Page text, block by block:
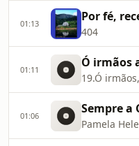
01:13 Por fé,
404
01:11 Ó irmãos
19.Ó
01:06
Pamela